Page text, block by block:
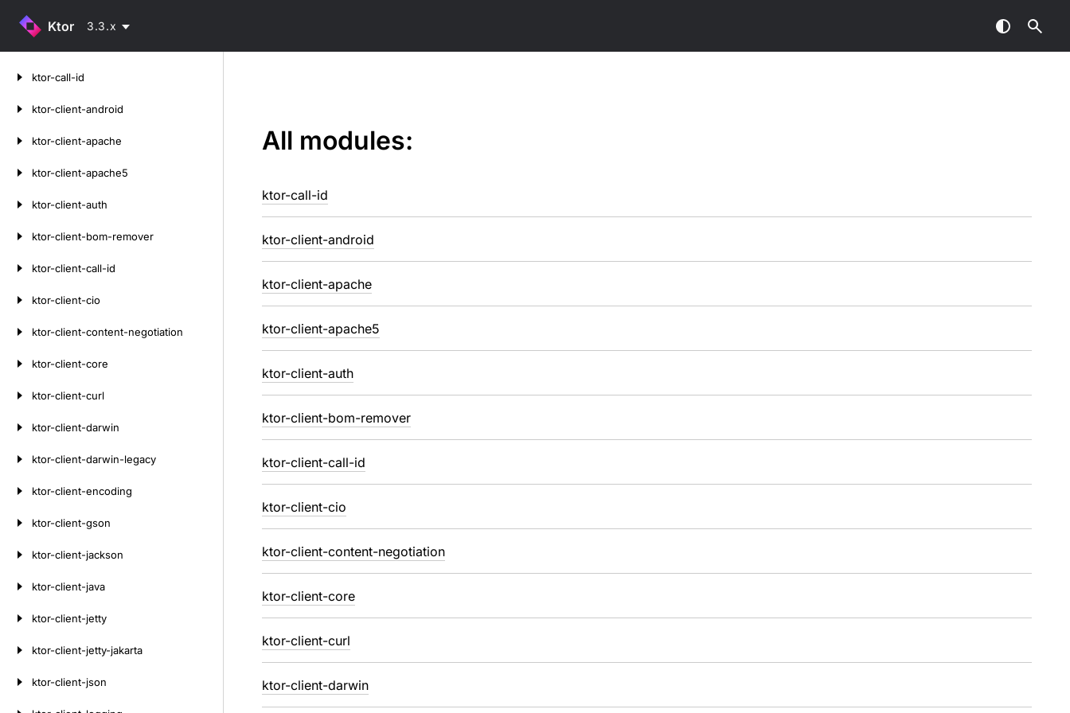
Ktor 3.3.x
ktor-call-id
ktor-client-android
ktor-client-apache
ktor-client-apache5
ktor-client-auth
ktor-client-bom-remover
ktor-client-call-id
ktor-client-cio
ktor-client-content-negotiation
ktor-client-core
ktor-client-curl
ktor-client-darwin
ktor-client-darwin-legacy
ktor-client-encoding
ktor-client-gson
ktor-client-jackson
ktor-client-java
ktor-client-jetty
ktor-client-jetty-jakarta
ktor-client-json
All modules:
ktor-call-id
ktor-client-android
ktor-client-apache
ktor-client-apache5
ktor-client-auth
ktor-client-bom-remover
ktor-client-call-id
ktor-client-cio
ktor-client-content-negotiation
ktor-client-core
ktor-client-curl
ktor-client-darwin